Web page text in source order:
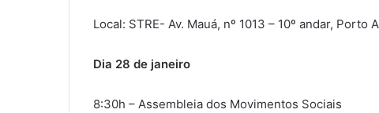
Local: STRE- Av. Mauá, nº 1013 – 10º andar, Porto
Dia 28 de janeiro
8:30h – Assembleia dos Movimentos Sociais